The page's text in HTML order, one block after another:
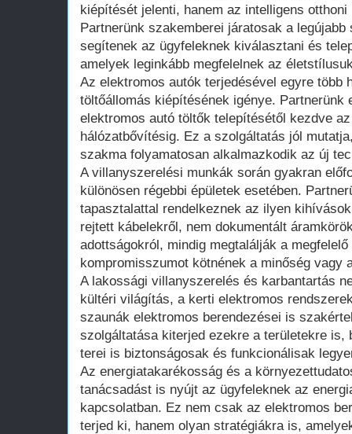
kiépítését jelenti, hanem az intelligens
Partnerünk szakemberei járatosak a
segítenek az ügyfeleknek kiválasztani és
amelyek leginkább megfelelnek az
Az elektromos autók terjedésével egyre több
töltőállomás kiépítésének igénye. Partnerünk
elektromos autó töltők telepítésétől kezdve
hálózatbővítésig. Ez a szolgáltatás jól
szakma folyamatosan alkalmazkodik az új
A villanyszerelési munkák során gyakran
különösen régebbi épületek esetében.
tapasztalattal rendelkeznek az ilyen
rejtett kábelekről, nem dokumentált
adottságokról, mindig megtalálják a
kompromisszumot kötnének a minőség vagy
A lakossági villanyszerelés és karbantartás
kültéri világítás, a kerti elektromos
szaunák elektromos berendezései is
szolgáltatása kiterjed ezekre a területekre
terei is biztonságosak és funkcionálisak
Az energiatakarékosság és a
tanácsadást is nyújt az ügyfeleknek az
kapcsolatban. Ez nem csak az elektromos
terjed ki, hanem olyan stratégiákra is,